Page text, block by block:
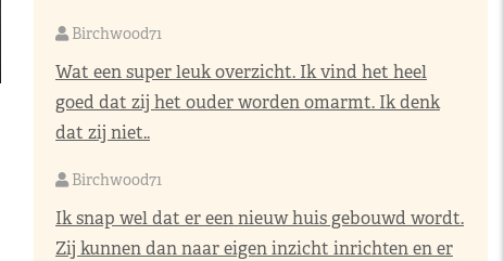
Birchwood71
Wat een super leuk overzicht. Ik vind het heel
goed dat zij het ouder worden omarmt. Ik denk
dat zij niet..
Birchwood71
Ik snap wel dat er een nieuw huis gebouwd wordt.
Zij kunnen dan naar eigen inzicht inrichten en er